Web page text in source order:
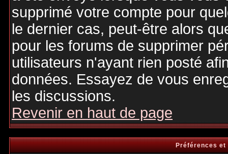
supprimé votre compte pour
le dernier cas, peut-être alors
pour les forums de supprimer
utilisateurs n'ayant rien posté
données. Essayez de vous
les discussions.
Revenir en haut de page
Préférences